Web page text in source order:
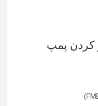
کردن پمپ